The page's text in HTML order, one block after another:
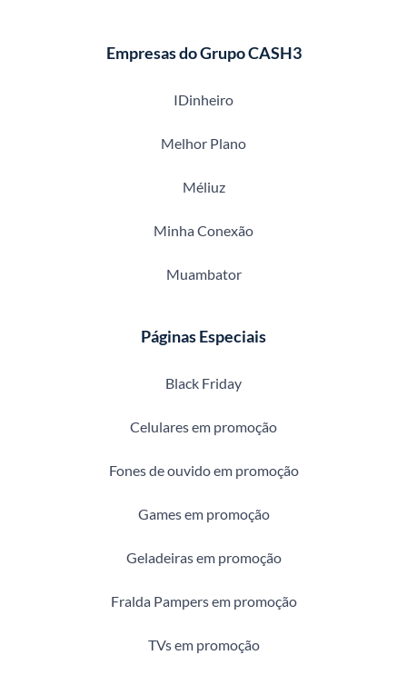
Empresas do Grupo CASH3
IDinheiro
Melhor Plano
Méliuz
Minha Conexão
Muambator
Páginas Especiais
Black Friday
Celulares em promoção
Fones de ouvido em promoção
Games em promoção
Geladeiras em promoção
Fralda Pampers em promoção
TVs em promoção